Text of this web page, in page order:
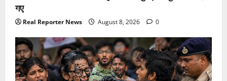
गए
Real Reporter News August 8, 2026 0